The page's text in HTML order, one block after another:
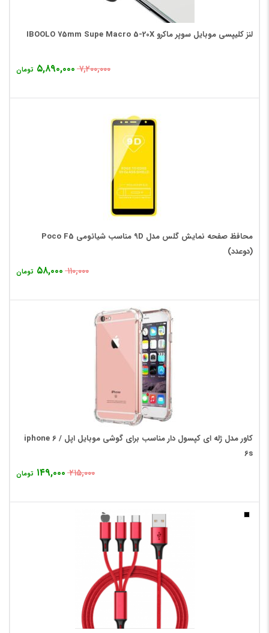
لنز کلیپسی موبایل سوپر ماکرو IBOOLO 75mm Supe Macro 5-20X
۷,۲۰۰,۰۰۰ ۵,۸۹۰,۰۰۰ تومان
محافظ صفحه نمایش گلس مدل 9D مناسب شیائومی Poco F5
(دوعدد)
۱۱۰,۰۰۰ ۵۸,۰۰۰ تومان
کاور مدل ژله ای کپسول دار مناسب برای گوشی موبایل اپل iphone 6 /
6s
۲۱۵,۰۰۰ ۱۴۹,۰۰۰ تومان